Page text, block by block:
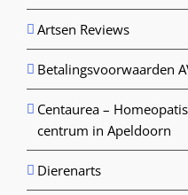
Artsen Reviews
Betalingsvoorwaarden
Centaurea –
centrum in Apeldoorn
Dierenarts